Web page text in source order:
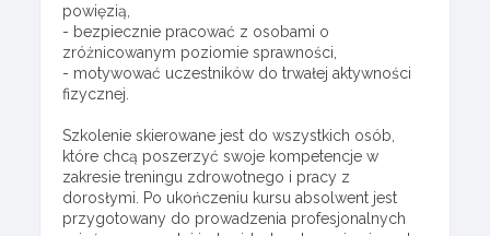
powięzią,
- bezpiecznie pracować z osobami o
zróżnicowanym poziomie sprawności,
- motywować uczestników do trwałej aktywności
fizycznej.
Szkolenie skierowane jest do wszystkich osób,
które chcą poszerzyć swoje kompetencje w
zakresie treningu zdrowotnego i pracy z
dorosłymi. Po ukończeniu kursu absolwent jest
przygotowany do prowadzenia profesjonalnych